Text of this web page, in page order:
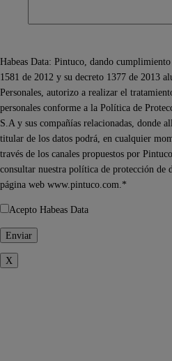
Habeas Data: Pintuco, dando
1581 de 2012 y su decreto 1377 de 2013
Personales, autorizo a realizar el
personales conforme a la Política de
S.A y sus compañías relacionadas, donde
titular de los datos podrá, en cualquier
través de los canales propuestos por
consultar nuestra política de protección de
página web www.pintuco.com.*
Acepto Habeas Data
X